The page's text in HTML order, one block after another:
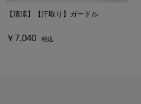
【清涼】【汗取り】ガードル
￥7,040 税込